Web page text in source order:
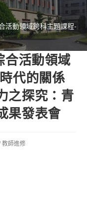
活動領域跨科主題課程-
合活動領域
代的關係
之探究：青
果發表會
教師進修